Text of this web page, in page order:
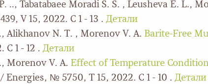
.., Tabatabaee Moradi S. S. , Leusheva E. L.,
V 15, 2022. С 1 - 13 . Детали
Alikhanov N. T. , Morenov V. A. Barite-Free
С 1 - 12 . Детали
Morenov V. A. Effect of Temperature
/ Energies, № 5750, Т 15, 2022. С 1 - 10 . Детали